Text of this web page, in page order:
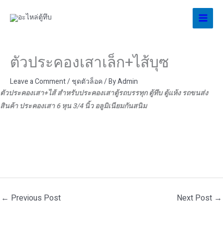
ตัวประคองเสาเล็ก+ไส้บุซ
Leave a Comment/ชุดตัวล็อค/ ByAdmin
ตัวประคองเสา+ไส้ สำหรับประคองเสาตู้รถบรรทุก ตู้ทึบ ตู้แห้ง รถขนส่ง
สินค้า ประคองเสา 6 หุน 3/4 นิ้ว อลูมิเนียมกันสนิม
← Previous Post Next Post →